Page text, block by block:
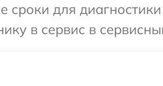
для
в сервис в